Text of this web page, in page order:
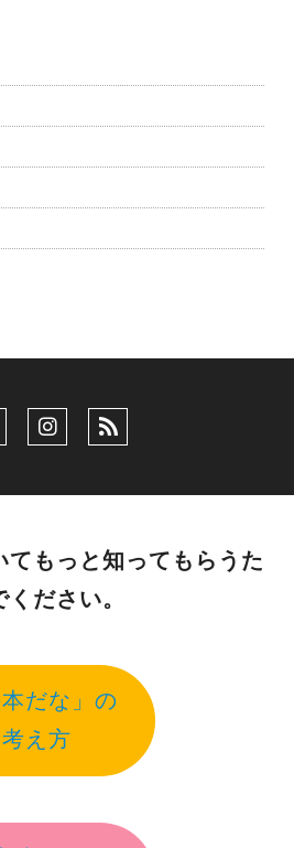
てもっと知ってもらうた
ださい。
本だな」の
え方